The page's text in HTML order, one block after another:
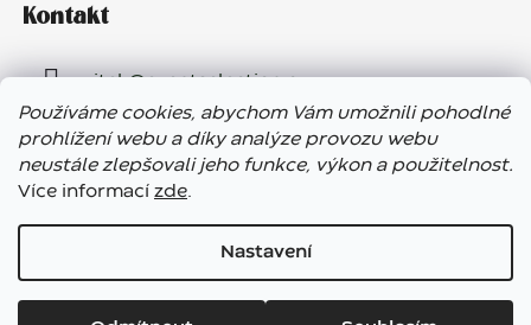
Používáme cookies, abychom Vám umožnili pohodlné
prohlížení webu a díky analýze provozu webu
neustále zlepšovali jeho funkce, výkon a použitelnost.
Více informací zde.
Nastavení
Vážení zákazníci, ve dnech 7. – 13. 8. bude náš showroom
Kontakt
vitek@eventselection.cz
+420 602 410 657
Vytvořil Shoptet